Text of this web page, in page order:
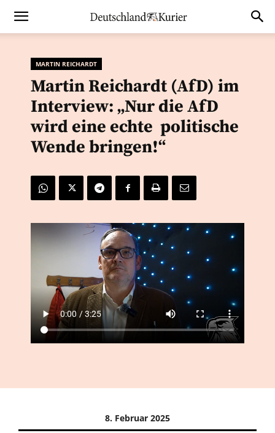
MARTIN REICHARDT
Martin Reichardt (AfD) im
Interview: „Nur die AfD
wird eine echte politische
Wende bringen!“
8. Februar 2025